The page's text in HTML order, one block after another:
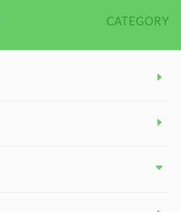
CATEGORY